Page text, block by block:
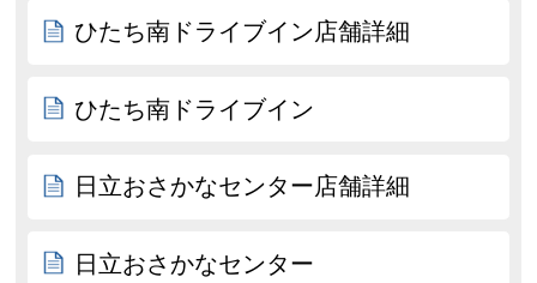
ひたち南ドライブイン店舗詳細
ひたち南ドライブイン
日立おさかなセンター店舗詳細
日立おさかなセンター